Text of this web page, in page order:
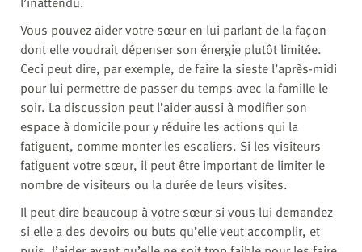
Vous pouvez aider votre sœur en lui parlant de la façon
dont elle voudrait dépenser son énergie plutôt limitée.
Ceci peut dire, par exemple, de faire la sieste l’après-midi
pour lui permettre de passer du temps avec la famille le
soir. La discussion peut l’aider aussi à modifier son
espace à domicile pour y réduire les actions qui la
fatiguent, comme monter les escaliers. Si les visiteurs
fatiguent votre sœur, il peut être important de limiter le
nombre de visiteurs ou la durée de leurs visites.
Il peut dire beaucoup à votre sœur si vous lui demandez
si elle a des devoirs ou buts qu’elle veut accomplir, et